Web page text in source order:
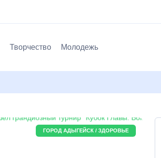
Творчество Молодежь
ГОРОД АДЫГЕЙСК / ЗДОРОВЬЕ